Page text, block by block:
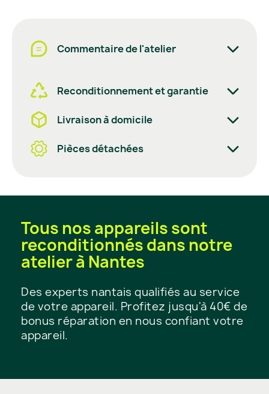
Commentaire de l'atelier
Reconditionnement et garantie
Livraison à domicile
Pièces détachées
Tous nos appareils sont
reconditionnés dans notre
atelier à Nantes
Des experts nantais qualifiés au service
de votre appareil. Profitez jusqu'à 40€ de
bonus réparation en nous confiant votre
appareil.